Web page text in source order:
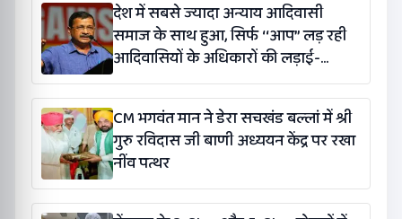
देश में सबसे ज्यादा अन्याय आदिवासी
समाज के साथ हुआ, सिर्फ ‘‘आप’’ लड़ रही
आदिवासियों के अधिकारों की लड़ाई-
केजरीवाल
CM भगवंत मान ने डेरा सचखंड बल्लां में श्री
गुरु रविदास जी बाणी अध्ययन केंद्र पर रखा
नींव पत्थर